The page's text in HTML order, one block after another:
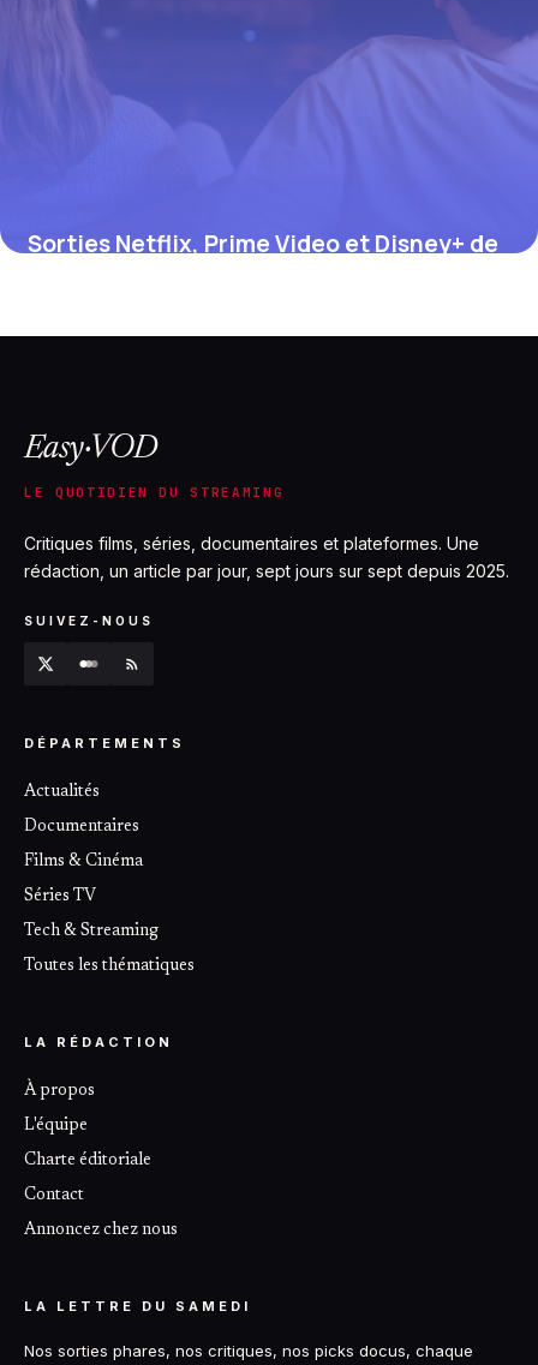
Sorties Netflix, Prime Video et Disney+ de
Easy·VOD
LE QUOTIDIEN DU STREAMING
Critiques films, séries, documentaires et plateformes. Une
rédaction, un article par jour, sept jours sur sept depuis 2025.
SUIVEZ-NOUS
DÉPARTEMENTS
Actualités
Documentaires
Films & Cinéma
Séries TV
Tech & Streaming
Toutes les thématiques
LA RÉDACTION
À propos
L'équipe
Charte éditoriale
Contact
Annoncez chez nous
LA LETTRE DU SAMEDI
Nos sorties phares, nos critiques, nos picks docus, chaque